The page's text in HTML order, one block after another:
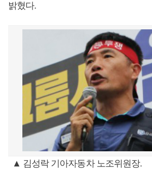
밝혔다.
▲ 김성락 기아자동차 노조위원장.